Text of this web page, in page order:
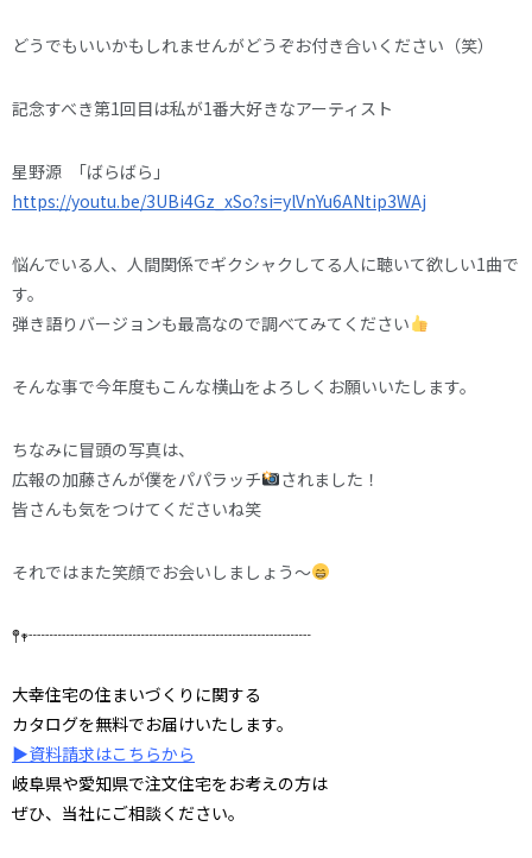
どうでもいいかもしれませんがどうぞお付き合いください（笑）
記念すべき第1回目は私が1番大好きなアーティスト
星野源 ｢ばらばら｣
https://youtu.be/3UBi4Gz_xSo?si=ylVnYu6ANtip3WAj
悩んでいる人、人間関係でギクシャクしてる人に聴いて欲しい1曲で
す。
弾き語りバージョンも最高なので調べてみてください
そんな事で今年度もこんな横山をよろしくお願いいたします。
ちなみに冒頭の写真は、
広報の加藤さんが僕をパパラッチ
されました！
皆さんも気をつけてくださいね笑
それではまた笑顔でお会いしましょう～
𖤣𖥧┈┈┈┈┈┈┈┈┈┈┈┈┈┈┈┈┈
大幸住宅の住まいづくりに関する
カタログを無料でお届けいたします。
▶資料請求はこちらから
岐阜県や愛知県で注文住宅をお考えの方は
ぜひ、当社にご相談ください。